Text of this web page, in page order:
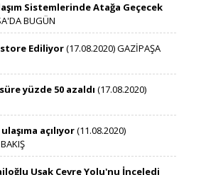
Sistemlerinde Atağa Geçecek
BUGÜN​
Ediliyor(17.08.2020) GAZİPAŞA
yüzde 50 azaldı ​(17.08.2020)
açılıyor​(11.08.2020)
Uşak Çevre Yolu'nu İnceledi